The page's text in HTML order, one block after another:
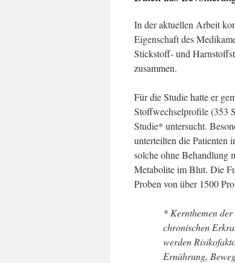
In der aktuellen Arbeit
Eigenschaft des
Stickstoff- und
zusammen.
Für die Studie hatte er
Stoffwechselprofile (353
Studie* untersucht.
unterteilten die Patienten
solche ohne Behandlung
Metabolite im Blut. Die
Proben von über 1500
* Kernthemen
chronischen
werden
Ernährung,